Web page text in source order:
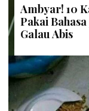
Ambyar! 10
Pakai
Galau Abis